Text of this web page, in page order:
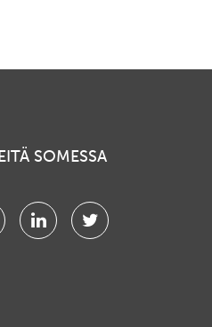
SOMESSA
LinkedinTwitter